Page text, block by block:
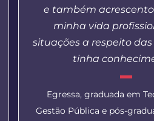
e também
minha vida
situações a respeito
tinha
Egressa, graduada em
Gestão Pública e pós-